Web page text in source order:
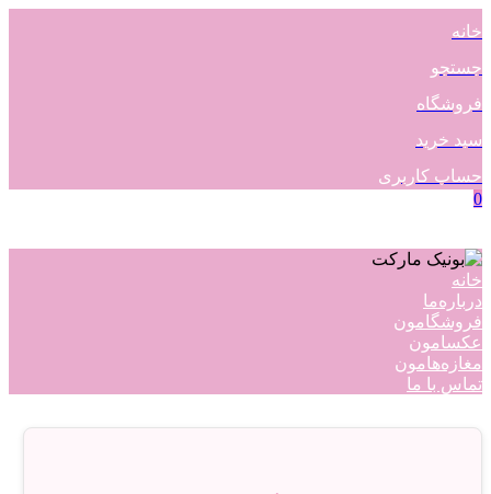
خانه
جستجو
فروشگاه
سبد خرید
حساب کاربری
0
خانه
درباره‌ما
فروشگامون
عکسامون
مغازه‌هامون
تماس با ما